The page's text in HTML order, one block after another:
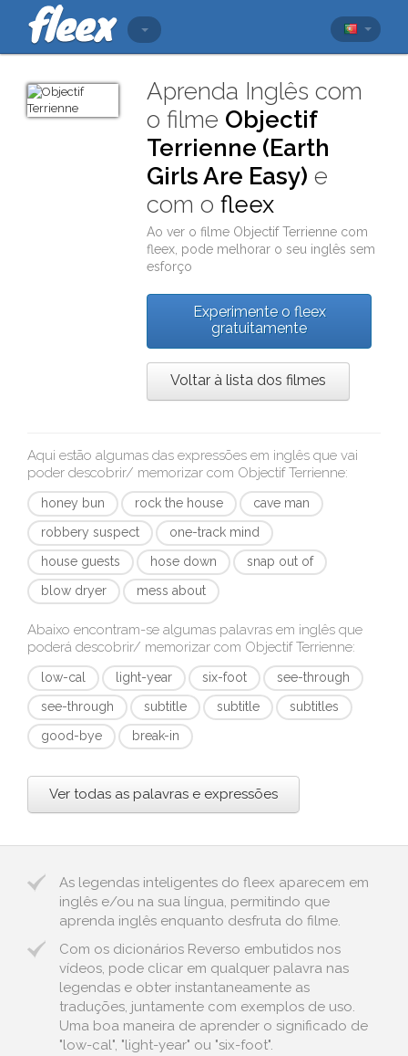
Aprenda Inglês com
o filme Objectif
Terrienne (Earth
Girls Are Easy) e
com ofleex
Ao ver o filme Objectif Terrienne com
fleex , pode melhorar o seu inglês sem
esforço
Experimente o fleex
gratuitamente
Voltar à lista dos filmes
Aqui estão algumas das expressões em inglês que vai
poder descobrir/ memorizar com Objectif Terrienne:
honey bun rock the house
cave man
robbery suspect
one-track mind
house guests
hose down
snap out of
blow dryer
mess about
Abaixo encontram-se algumas palavras em inglês que
poderá descobrir/ memorizar com Objectif Terrienne:
low-cal light-year six-foot
see-through
see-through
subtitle subtitle
subtitles
good-bye
break-in
Ver todas as palavras e expressões
As legendas inteligentes do fleex aparecem em
inglês e/ou na sua língua, permitindo que
aprenda inglês enquanto desfruta do filme.
Com os dicionários Reverso embutidos nos
vídeos, pode clicar em qualquer palavra nas
legendas e obter instantaneamente as
traduções, juntamente com exemplos de uso.
Uma boa maneira de aprender o significado de
"low-cal", "light-year" ou "six-foot".